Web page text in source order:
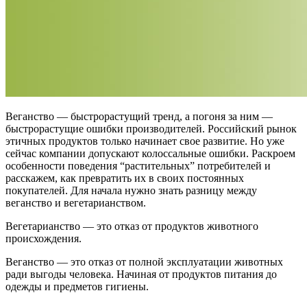
Веганство — быстрорастущий тренд, а погоня за ним —
быстрорастущие ошибки производителей. Российский рынок
этичных продуктов только начинает свое развитие. Но уже
сейчас компании допускают колоссальные ошибки. Раскроем
особенности поведения “растительных” потребителей и
расскажем, как превратить их в своих постоянных
покупателей. Для начала нужно знать разницу между
веганство и вегетарианством.
Вегетарианство — это отказ от продуктов животного
происхождения.
Веганство — это отказ от полной эксплуатации животных
ради выгоды человека. Начиная от продуктов питания до
одежды и предметов гигиены.